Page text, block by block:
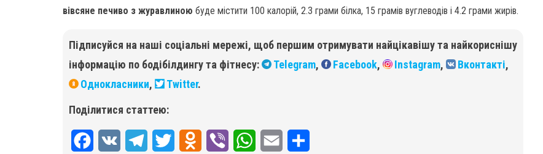
вівсяне печиво з журавлиною буде містити 100 калорій, 2.3 грами білка, 15 грамів вуглеводів і 4.2 грами жирів.
Підписуйся на наші соціальні мережі, щоб першим отримувати найцікавішу та найкориснішу
інформацію по бодібілдингу та фітнесу:
Telegram, Facebook, Instagram, Вконтакті,
Однокласники, Twitter.
Поділитися статтею: